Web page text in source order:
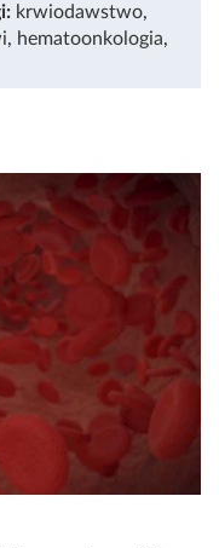
krwiodawstwo,
, hematoonkologia,